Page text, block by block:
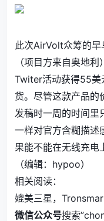
此次AirVolt众筹的早
（项目方来自奥地
Twiter活动获得55美
货。尽管这款产品的
发稿时一周的时间里
一样对官方含糊描述
果能不能在无线充电
（编辑：hypoo）
相关阅读：
媲美三星，
微信公众号搜索